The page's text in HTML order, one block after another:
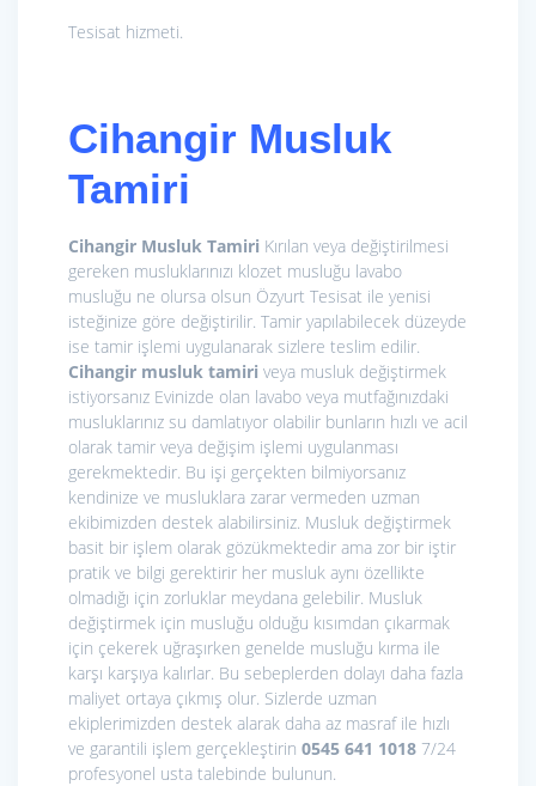
Tesisat hizmeti.
Cihangir Musluk
Tamiri
Cihangir Musluk Tamiri Kırılan veya değiştirilmesi
gereken musluklarınızı klozet musluğu lavabo
musluğu ne olursa olsun Özyurt Tesisat ile yenisi
isteğinize göre değiştirilir. Tamir yapılabilecek düzeyde
ise tamir işlemi uygulanarak sizlere teslim edilir.
Cihangir musluk tamiri veya musluk değiştirmek
istiyorsanız Evinizde olan lavabo veya mutfağınızdaki
musluklarınız su damlatıyor olabilir bunların hızlı ve acil
olarak tamir veya değişim işlemi uygulanması
gerekmektedir. Bu işi gerçekten bilmiyorsanız
kendinize ve musluklara zarar vermeden uzman
ekibimizden destek alabilirsiniz. Musluk değiştirmek
basit bir işlem olarak gözükmektedir ama zor bir iştir
pratik ve bilgi gerektirir her musluk aynı özellikte
olmadığı için zorluklar meydana gelebilir. Musluk
değiştirmek için musluğu olduğu kısımdan çıkarmak
için çekerek uğraşırken genelde musluğu kırma ile
karşı karşıya kalırlar. Bu sebeplerden dolayı daha fazla
maliyet ortaya çıkmış olur. Sizlerde uzman
ekiplerimizden destek alarak daha az masraf ile hızlı
ve garantili işlem gerçekleştirin 0545 641 1018 7/24
profesyonel usta talebinde bulunun.